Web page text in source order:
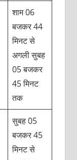
शाम 06
बजकर 44
मिनट से
अगली सुबह
05 बजकर
45 मिनट
तक
सुबह 05
बजकर 45
मिनट से